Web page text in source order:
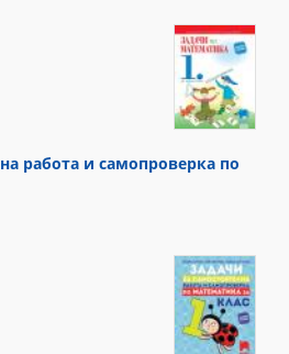
работа и самопроверка по